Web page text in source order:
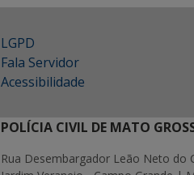
LGPD
Fala Servidor
Acessibilidade
POLÍCIA CIVIL DE MATO
Rua Desembargador Leão Neto do